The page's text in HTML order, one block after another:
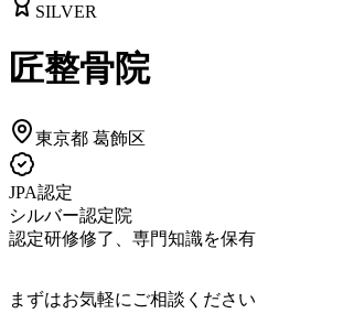
SILVER
匠整骨院
東京都 葛飾区
JPA認定
シルバー認定院
認定研修修了、専門知識を保有
まずはお気軽にご相談ください